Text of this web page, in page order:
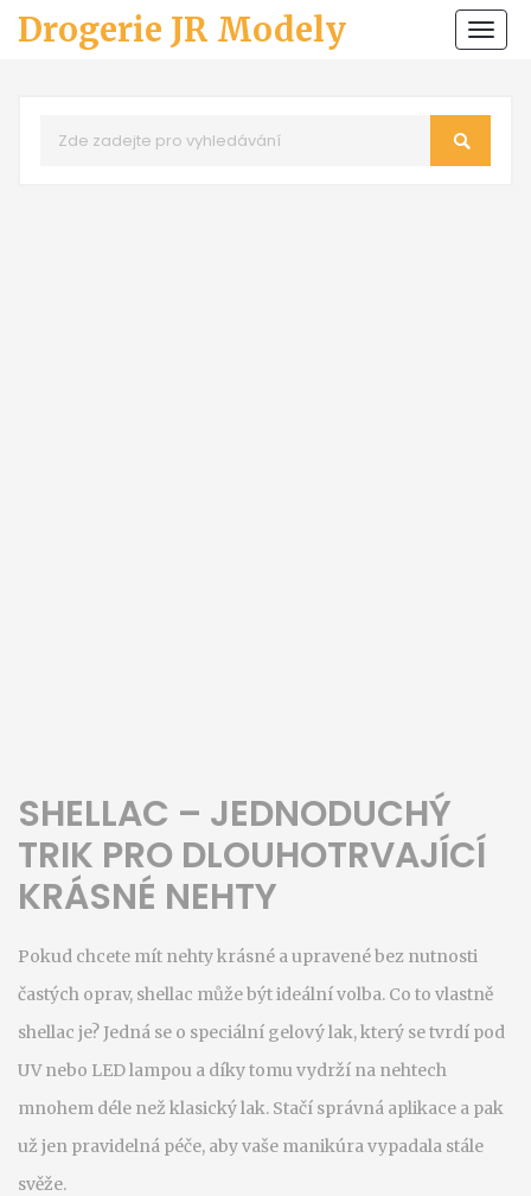
Drogerie JR Modely
SHELLAC – JEDNODUCHÝ
TRIK PRO DLOUHOTRVAJÍCÍ
KRÁSNÉ NEHTY
Pokud chcete mít nehty krásné a upravené bez nutnosti
častých oprav, shellac může být ideální volba. Co to vlastně
shellac je? Jedná se o speciální gelový lak, který se tvrdí pod
UV nebo LED lampou a díky tomu vydrží na nehtech
mnohem déle než klasický lak. Stačí správná aplikace a pak
už jen pravidelná péče, aby vaše manikúra vypadala stále
svěže.